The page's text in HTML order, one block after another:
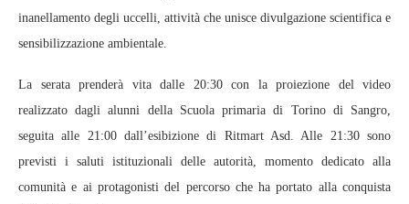
inanellamento degli uccelli, attività che unisce divulgazione scientifica e
sensibilizzazione ambientale.
La serata prenderà vita dalle 20:30 con la proiezione del video
realizzato dagli alunni della Scuola primaria di Torino di Sangro,
seguita alle 21:00 dall’esibizione di Ritmart Asd. Alle 21:30 sono
previsti i saluti istituzionali delle autorità, momento dedicato alla
comunità e ai protagonisti del percorso che ha portato alla conquista